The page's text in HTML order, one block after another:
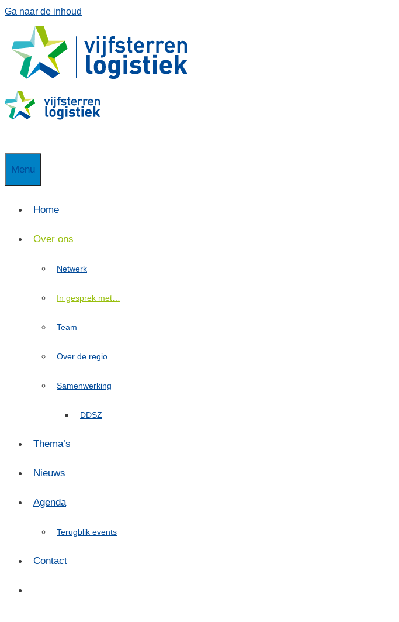
Ga naar de inhoud
Menu
Home
Over ons
Netwerk
In gesprek met…
Team
Over de regio
Samenwerking
DDSZ
Thema’s
Nieuws
Agenda
Terugblik events
Contact